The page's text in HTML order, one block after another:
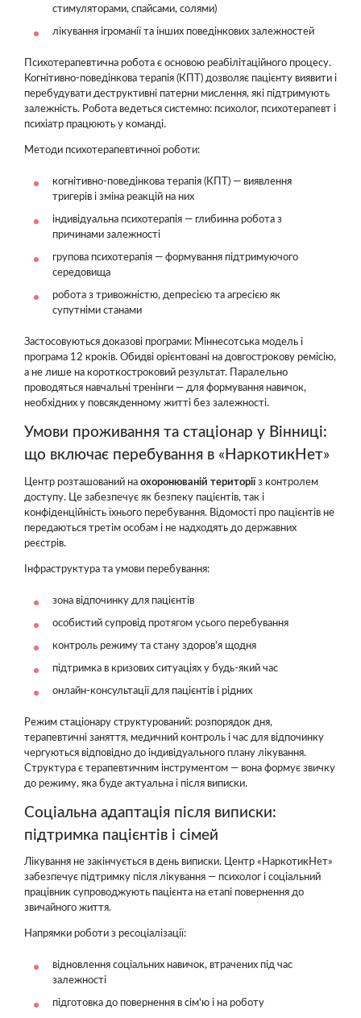
стимуляторами, спайсами, солями)
лікування ігроманії та інших поведінкових залежностей
Психотерапевтична робота є основою реабілітаційного процесу.
Когнітивно-поведінкова терапія (КПТ) дозволяє пацієнту виявити і
перебудувати деструктивні патерни мислення, які підтримують
залежність. Робота ведеться системно: психолог, психотерапевт і
психіатр працюють у команді.
Методи психотерапевтичної роботи:
когнітивно-поведінкова терапія (КПТ) — виявлення
тригерів і зміна реакцій на них
індивідуальна психотерапія — глибинна робота з
причинами залежності
групова психотерапія — формування підтримуючого
середовища
робота з тривожністю, депресією та агресією як
супутніми станами
Застосовуються доказові програми: Міннесотська модель і
програма 12 кроків. Обидві орієнтовані на довгострокову ремісію,
а не лише на короткостроковий результат. Паралельно
проводяться навчальні тренінги — для формування навичок,
необхідних у повсякденному житті без залежності.
Умови проживання та стаціонар у Вінниці:
що включає перебування в «НаркотикНет»
Центр розташований на охоронюваній території з контролем
доступу. Це забезпечує як безпеку пацієнтів, так і
конфіденційність їхнього перебування. Відомості про пацієнтів не
передаються третім особам і не надходять до державних
реєстрів.
Інфраструктура та умови перебування:
зона відпочинку для пацієнтів
особистий супровід протягом усього перебування
контроль режиму та стану здоров'я щодня
підтримка в кризових ситуаціях у будь-який час
онлайн-консультації для пацієнтів і рідних
Режим стаціонару структурований: розпорядок дня,
терапевтичні заняття, медичний контроль і час для відпочинку
чергуються відповідно до індивідуального плану лікування.
Структура є терапевтичним інструментом — вона формує звичку
до режиму, яка буде актуальна і після виписки.
Соціальна адаптація після виписки:
підтримка пацієнтів і сімей
Лікування не закінчується в день виписки. Центр «НаркотикНет»
забезпечує підтримку після лікування — психолог і соціальний
працівник супроводжують пацієнта на етапі повернення до
звичайного життя.
Напрямки роботи з ресоціалізації:
відновлення соціальних навичок, втрачених під час
залежності
підготовка до повернення в сім'ю і на роботу